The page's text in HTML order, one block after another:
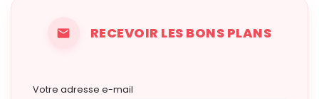
RECEVOIR LES BONS PLANS
Votre adresse e-mail